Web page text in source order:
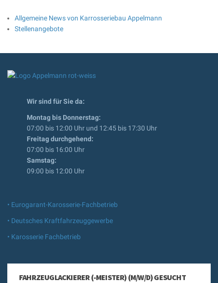
Allgemeine News von Karrosseriebau Appelmann
Stellenangebote
Wir sind für Sie da:
Montag bis Donnerstag:
07:00 bis 12:00 Uhr und 12:45 bis 17:30 Uhr
Freitag durchgehend:
07:00 bis 16:00 Uhr
Samstag:
09:00 bis 12:00 Uhr
• Eurogarant-Karosserie-Fachbetrieb
• Deutsches Kraftfahrzeuggewerbe
• Karosserie Fachbetrieb
FAHRZEUGLACKIERER (-MEISTER) (M/W/D) GESUCHT